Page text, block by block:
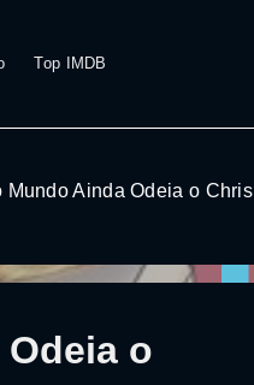
Top IMDB
Mundo Ainda Odeia o Chris
o